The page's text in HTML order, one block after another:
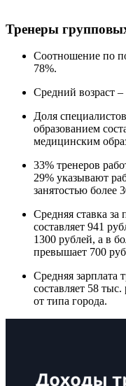
Тренеры
Соотношение по
78%.
Средний возраст –
Доля
образованием
медицинским
33% тренеров
29% указывают
занятостью более
Средняя ставка
составляет 941
1300 рублей, а в
превышает 700
Средняя зарплата
составляет 58
от типа города.